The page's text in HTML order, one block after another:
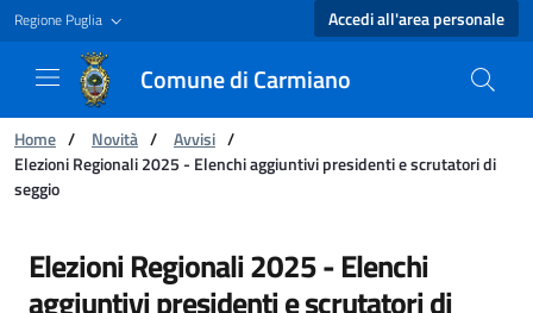
Regione Puglia Accedi all'area personale
Comune di Carmiano
Ti trovi in:
Home / Novità / Avvisi /
Elezioni Regionali 2025 - Elenchi aggiuntivi presidenti e scrutatori di
seggio
Elezioni Regionali 2025 - Elenchi aggiuntivi
Elezioni Regionali 2025 - Elenchi
aggiuntivi presidenti e scrutatori di